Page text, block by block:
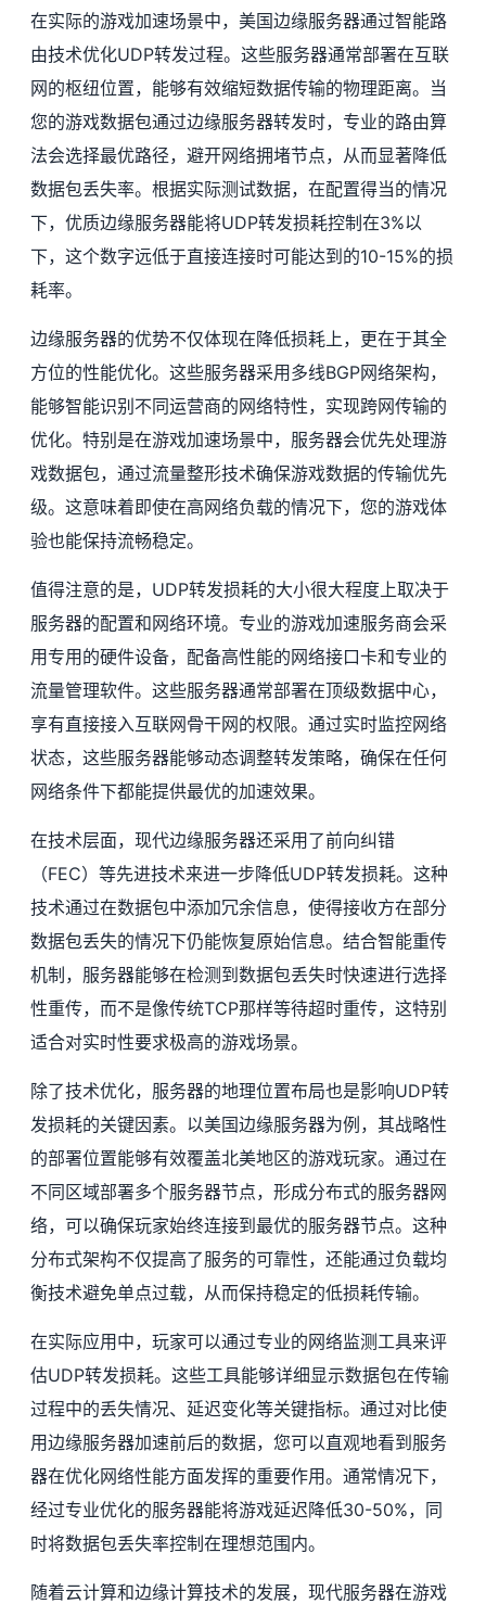
在实际的游戏加速场景中，美国边缘服务器通过智能路
由技术优化UDP转发过程。这些服务器通常部署在互联
网的枢纽位置，能够有效缩短数据传输的物理距离。当
您的游戏数据包通过边缘服务器转发时，专业的路由算
法会选择最优路径，避开网络拥堵节点，从而显著降低
数据包丢失率。根据实际测试数据，在配置得当的情况
下，优质边缘服务器能将UDP转发损耗控制在3%以
下，这个数字远低于直接连接时可能达到的10-15%的损
耗率。
边缘服务器的优势不仅体现在降低损耗上，更在于其全
方位的性能优化。这些服务器采用多线BGP网络架构，
能够智能识别不同运营商的网络特性，实现跨网传输的
优化。特别是在游戏加速场景中，服务器会优先处理游
戏数据包，通过流量整形技术确保游戏数据的传输优先
级。这意味着即使在高网络负载的情况下，您的游戏体
验也能保持流畅稳定。
值得注意的是，UDP转发损耗的大小很大程度上取决于
服务器的配置和网络环境。专业的游戏加速服务商会采
用专用的硬件设备，配备高性能的网络接口卡和专业的
流量管理软件。这些服务器通常部署在顶级数据中心，
享有直接接入互联网骨干网的权限。通过实时监控网络
状态，这些服务器能够动态调整转发策略，确保在任何
网络条件下都能提供最优的加速效果。
在技术层面，现代边缘服务器还采用了前向纠错
（FEC）等先进技术来进一步降低UDP转发损耗。这种
技术通过在数据包中添加冗余信息，使得接收方在部分
数据包丢失的情况下仍能恢复原始信息。结合智能重传
机制，服务器能够在检测到数据包丢失时快速进行选择
性重传，而不是像传统TCP那样等待超时重传，这特别
适合对实时性要求极高的游戏场景。
除了技术优化，服务器的地理位置布局也是影响UDP转
发损耗的关键因素。以美国边缘服务器为例，其战略性
的部署位置能够有效覆盖北美地区的游戏玩家。通过在
不同区域部署多个服务器节点，形成分布式的服务器网
络，可以确保玩家始终连接到最优的服务器节点。这种
分布式架构不仅提高了服务的可靠性，还能通过负载均
衡技术避免单点过载，从而保持稳定的低损耗传输。
在实际应用中，玩家可以通过专业的网络监测工具来评
估UDP转发损耗。这些工具能够详细显示数据包在传输
过程中的丢失情况、延迟变化等关键指标。通过对比使
用边缘服务器加速前后的数据，您可以直观地看到服务
器在优化网络性能方面发挥的重要作用。通常情况下，
经过专业优化的服务器能将游戏延迟降低30-50%，同
时将数据包丢失率控制在理想范围内。
随着云计算和边缘计算技术的发展，现代服务器在游戏